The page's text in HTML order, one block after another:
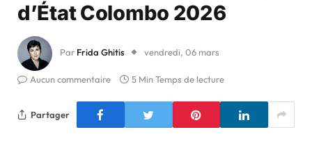
d’État Colombo 2026
Par Frida Ghitis vendredi, 06 mars
Aucun commentaire 5 Min Temps de lecture
Partager